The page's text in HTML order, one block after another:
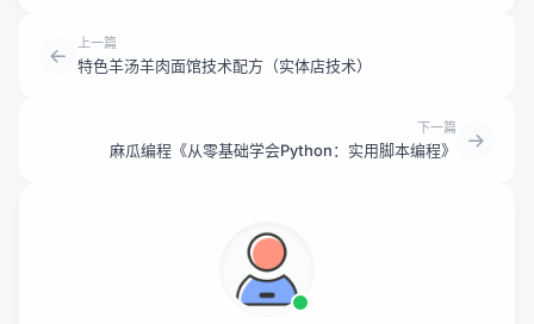
上一篇
特色羊汤羊肉面馆技术配方（实体店技术）
下一篇
麻瓜编程《从零基础学会Python：实用脚本编程》